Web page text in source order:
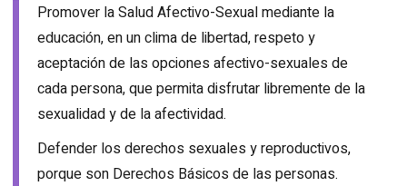
Promover la Salud Afectivo-Sexual mediante la
educación, en un clima de libertad, respeto y
aceptación de las opciones afectivo-sexuales de
cada persona, que permita disfrutar libremente de la
sexualidad y de la afectividad.
Defender los derechos sexuales y reproductivos,
porque son Derechos Básicos de las personas.